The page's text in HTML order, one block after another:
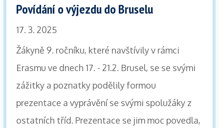
Povídání o výjezdu do Bruselu
17. 3. 2025
Žákyně 9. ročníku, které navštívily v rámci
Erasmu ve dnech 17. - 21.2. Brusel, se se svými
zážitky a poznatky podělily formou
prezentace a vyprávění se svými spolužáky z
ostatních tříd. Prezentace se jim moc povedla,